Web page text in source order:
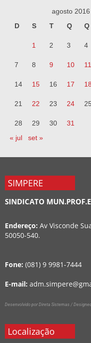
agosto 2016
D
S T Q Q
1 2 3 4
7 8 9 10 11
14 15 16 17 18
21 22 23 24 25
28 29 30
31
« jul
set »
SIMPERE
SINDICATO
Endereço: Av Visconde
50050-540.
Fone: (081) 9 9981-7444
E-mail:
Desenvolvido por Direta Sistemas /
Localização